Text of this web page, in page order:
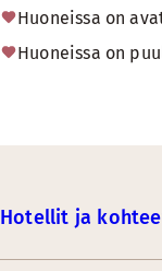
Huoneissa on
Huoneissa on
Hotellit ja